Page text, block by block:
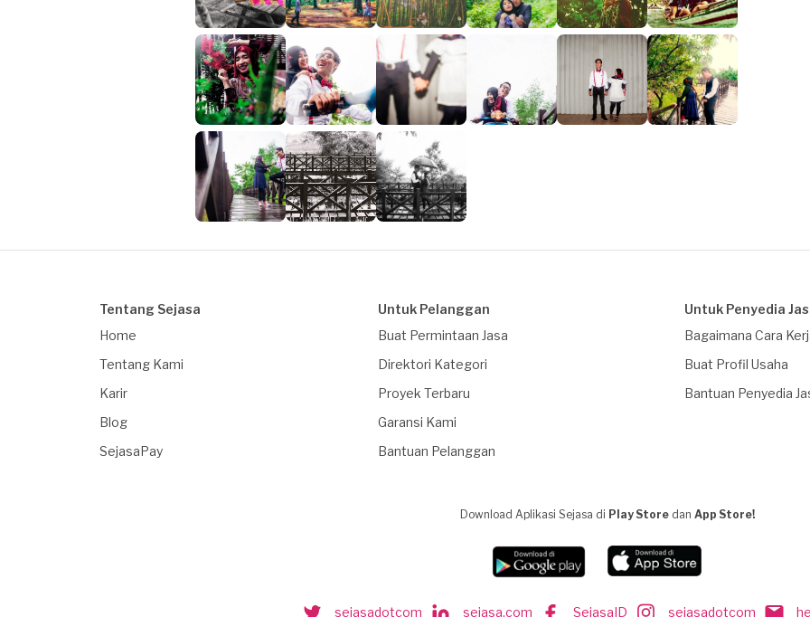
Tentang Sejasa
Home
Tentang Kami
Karir
Blog
SejasaPay
Untuk Pelanggan
Buat Permintaan Jasa
Direktori Kategori
Proyek Terbaru
Garansi Kami
Bantuan Pelanggan
Untuk Penyedia
Bagaimana Cara
Buat Profil Usaha
Bantuan Penyedia
Download Aplikasi Sejasa di Play Store dan App Store!
sejasadotcom sejasa.com SejasaID sejasadotcom